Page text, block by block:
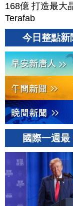
168億 打造最大
Terafab
今日整點新
國際一週最